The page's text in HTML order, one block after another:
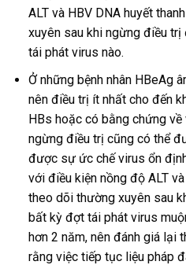
ALT và HBV DNA huyết
xuyên sau khi ngừng điều
tái phát virus nào.
Ở những bệnh nhân HBeAg
nên điều trị ít nhất cho đến
HBs hoặc có bằng chứng
ngừng điều trị cũng có thể
được sự ức chế virus ổn
với điều kiện nồng độ ALT
theo dõi thường xuyên sau
bất kỳ đợt tái phát virus
hơn 2 năm, nên đánh giá lại
rằng việc tiếp tục liệu pháp